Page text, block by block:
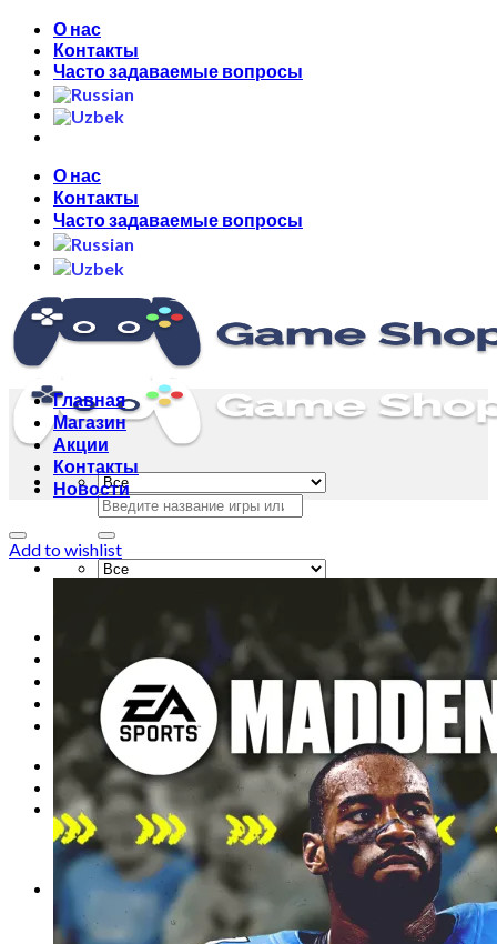
Skip
content
О нас
Контакты
Часто задаваемые вопросы
О нас
Контакты
Часто задаваемые вопросы
Искать:
Главная
Акции
Контакты
Новости
Вход
Корзина /0сўм0
Корзина пуста.
Корзина
Главная
Магазин
Акции
Контакты
Новости
Add to wishlist